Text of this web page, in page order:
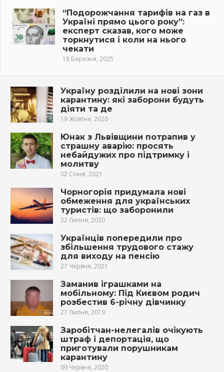
“Подорожчання тарифів на газ в
Україні прямо цього року”:
експерт сказав, кого може
торкнутися і коли на нього
чекати
18 Березня, 2025
Україну розділили на нові зони
карантину: які заборони будуть
діяти та де
19 Жовтня, 2020
Юнак з Львівщини потрапив у
страшну аварію: просять
небайдужих про підтримку і
молитву
02 Січня, 2021
Чорногорія придумала нові
обмеження для українських
туристів: що заборонили
22 Липня, 2020
Українців попередили про
збільшення трудового стажу
для виходу на пенсію
27 Червня, 2021
Заманив іграшками на
мобільному: Під Києвом родич
розбестив 6-річну дівчинку
27 Липня, 2019
Заробітчан-нелегалів очікують
штраф і депортація, що
приготували порушникам
карантину
09 Червня, 2020